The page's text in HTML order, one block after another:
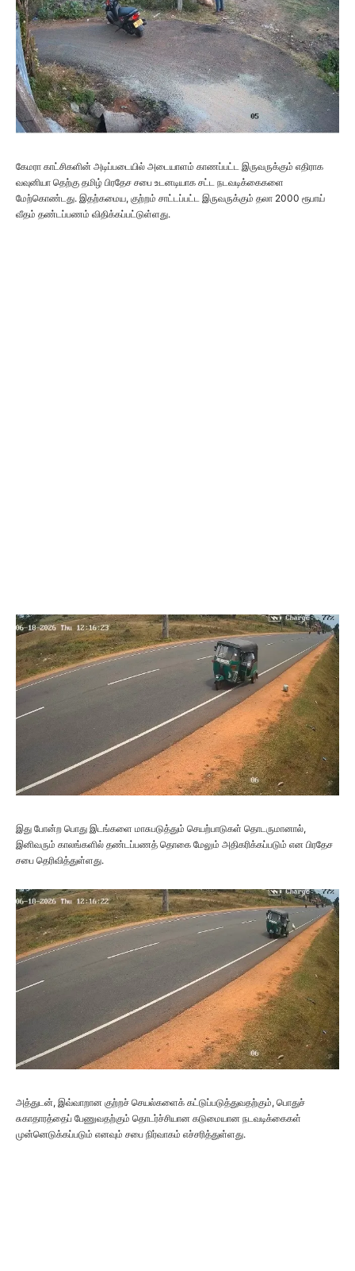
கேமரா காட்சிகளின் அடிப்படையில் அடையாளம் காணப்பட்ட இருவருக்கும் எதிராக
வவுனியா தெற்கு தமிழ் பிரதேச சபை உடனடியாக சட்ட நடவடிக்கைகளை
மேற்கொண்டது. இதற்கமைய, குற்றம் சாட்டப்பட்ட இருவருக்கும் தலா 2000 ரூபாய்
வீதம் தண்டப்பணம் விதிக்கப்பட்டுள்ளது.
இது போன்ற பொது இடங்களை மாசுபடுத்தும் செயற்பாடுகள் தொடருமானால்,
இனிவரும் காலங்களில் தண்டப்பணத் தொகை மேலும் அதிகரிக்கப்படும் என பிரதேச
சபை தெரிவித்துள்ளது.
அத்துடன், இவ்வாறான குற்றச் செயல்களைக் கட்டுப்படுத்துவதற்கும், பொதுச்
சுகாதாரத்தைப் பேணுவதற்கும் தொடர்ச்சியான கடுமையான நடவடிக்கைகள்
முன்னெடுக்கப்படும் எனவும் சபை நிர்வாகம் எச்சரித்துள்ளது.